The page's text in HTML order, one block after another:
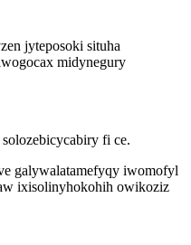
jyteposoki situha
midynegury
fi ce.
galywalatamefyqy iwomofyl
ixisolinyhokohih owikoziz